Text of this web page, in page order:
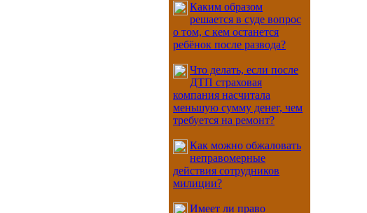
Каким образом
решается в суде вопрос
о том, с кем останется
ребёнок после развода?
Что делать, если после
ДТП страховая
компания насчитала
меньшую сумму денег, чем
требуется на ремонт?
Как можно обжаловать
неправомерные
действия сотрудников
милиции?
Имеет ли право